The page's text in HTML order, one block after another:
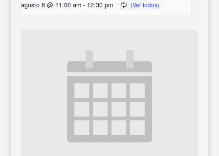
agosto 8 @ 11:00 am - 12:30 pm